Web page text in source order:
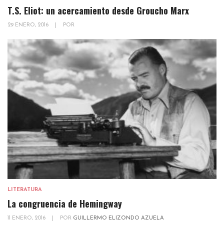
T.S. Eliot: un acercamiento desde Groucho Marx
29 ENERO, 2016 POR
LITERATURA
La congruencia de Hemingway
11 ENERO, 2016 POR GUILLERMO ELIZONDO AZUELA